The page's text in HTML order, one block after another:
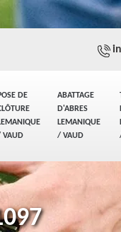
DE
VAUD
ABATTAGE
D'ABRES
LEMANIQUE
/ VAUD